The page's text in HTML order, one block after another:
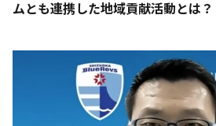
ムとも連携した地域貢献活動とは？